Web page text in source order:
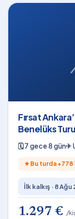
Fırsat
Benelüks
🗓7 gece 8 gün✈
★ Bu turda +778
İlk kalkış · 8 Ağu
1.297 € /